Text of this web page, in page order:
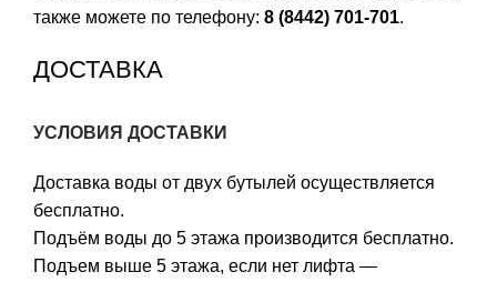
также можете по телефону: 8 (8442) 701-701.
ДОСТАВКА
УСЛОВИЯ ДОСТАВКИ
Доставка воды от двух бутылей осуществляется
бесплатно.
Подъём воды до 5 этажа производится бесплатно.
Подъем выше 5 этажа, если нет лифта —